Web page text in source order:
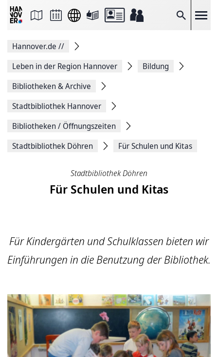
Suche
Seite
Facebook
teilen
Seitenlink
Seite
Hannover.de //
Leben in der Region Hannover
Bildung
Bibliotheken & Archive
Stadtbibliothek Hannover
Bibliotheken / Öffnungszeiten
Stadtbibliothek Döhren
Für Schulen und Kitas
Stadtbibliothek Döhren
Für Schulen und Kitas
Für Kindergärten und Schulklassen bieten wir
Einführungen in die Benutzung der Bibliothek.